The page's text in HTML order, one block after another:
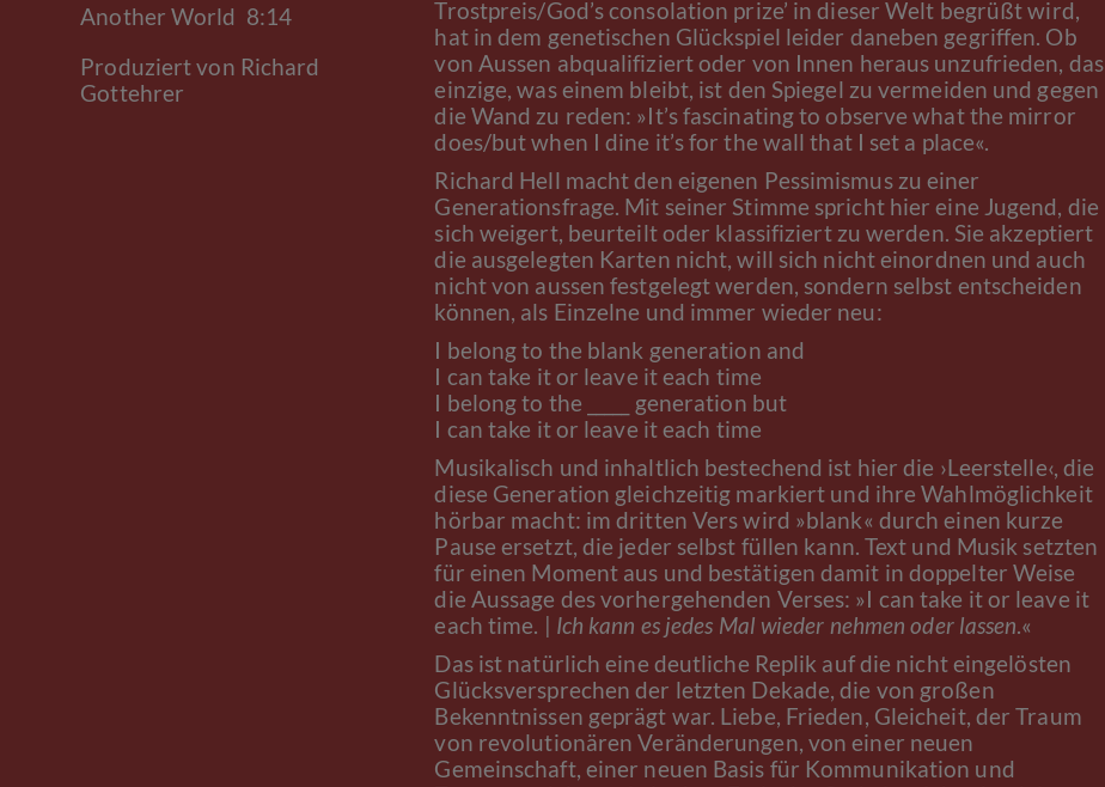
Another World 8:14
Produziert von Richard
Gottehrer
Trostpreis/God’s consolation prize’ in dieser Welt begrüßt wird,
hat in dem genetischen Glückspiel leider daneben gegriffen. Ob
von Aussen abqualifiziert oder von Innen heraus unzufrieden, das
einzige, was einem bleibt, ist den Spiegel zu vermeiden und gegen
die Wand zu reden: »It’s fascinating to observe what the mirror
does/but when I dine it’s for the wall that I set a place«.
Richard Hell macht den eigenen Pessimismus zu einer
Generationsfrage. Mit seiner Stimme spricht hier eine Jugend, die
sich weigert, beurteilt oder klassifiziert zu werden. Sie akzeptiert
die ausgelegten Karten nicht, will sich nicht einordnen und auch
nicht von aussen festgelegt werden, sondern selbst entscheiden
können, als Einzelne und immer wieder neu:
I belong to the blank generation and
I can take it or leave it each time
I belong to the _____ generation but
I can take it or leave it each time
Musikalisch und inhaltlich bestechend ist hier die ›Leerstelle‹, die
diese Generation gleichzeitig markiert und ihre Wahlmöglichkeit
hörbar macht: im dritten Vers wird »blank« durch einen kurze
Pause ersetzt, die jeder selbst füllen kann. Text und Musik setzten
für einen Moment aus und bestätigen damit in doppelter Weise
die Aussage des vorhergehenden Verses: »I can take it or leave it
each time. | Ich kann es jedes Mal wieder nehmen oder lassen.«
Das ist natürlich eine deutliche Replik auf die nicht eingelösten
Glücksversprechen der letzten Dekade, die von großen
Bekenntnissen geprägt war. Liebe, Frieden, Gleicheit, der Traum
von revolutionären Veränderungen, von einer neuen
Gemeinschaft, einer neuen Basis für Kommunikation und